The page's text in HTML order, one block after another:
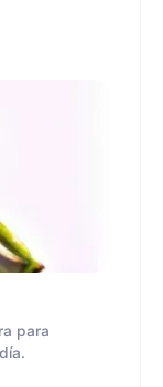
para